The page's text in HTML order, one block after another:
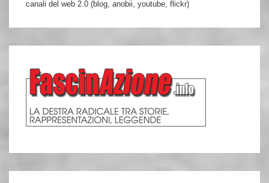
canali del web 2.0 (blog, anobii, youtube, flickr)